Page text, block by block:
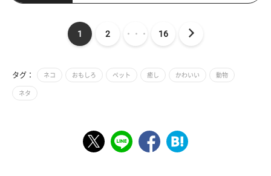
1 2 ・・・ 16
タグ： ネコ おもしろ ペット 癒し かわいい 動物
ネタ